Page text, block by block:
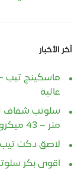
آخر الأخبار
ماسكينج تيب
عالية
متر – 43 ميكرون – 4.8 سم
لاصق دكت تيب
اقوي بكر